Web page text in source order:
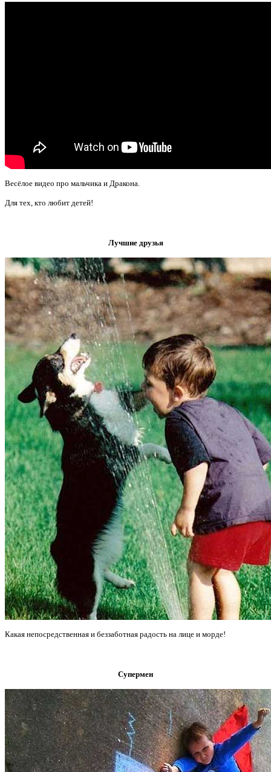
Весёлое видео про мальчика и Дракона.
Для тех, кто любит детей!
Лучшие друзья
Какая непосредственная и беззаботная радость на лице и морде!
Супермен